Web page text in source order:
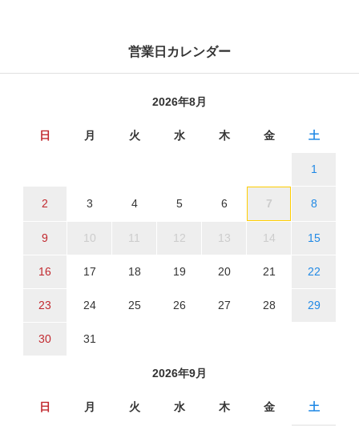
営業日カレンダー
2026年8月
日 月 火 水 木 金 土
1
2 3 4 5 6 7 8
9 10 11 12 13 14 15
16 17 18 19 20 21 22
23 24 25 26 27 28 29
30 31
2026年9月
日 月 火 水 木 金 土